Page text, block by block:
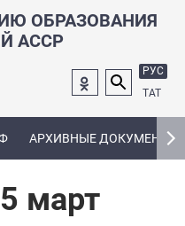
ОБРАЗОВАНИЯ
АССР
РУС
ТАТ
АРХИВНЫЕ ДОКУМЕНТЫ
март